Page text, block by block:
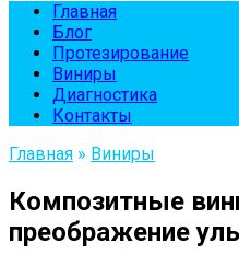
Главная
Блог
Протезирование
Виниры
Диагностика
Контакты
Главная » Виниры
Композитные
преображение